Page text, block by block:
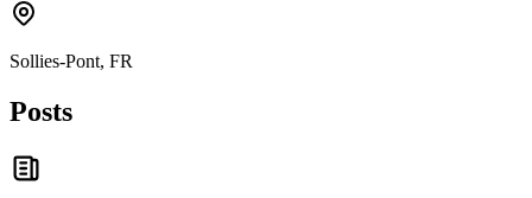
Sollies-Pont, FR
Posts